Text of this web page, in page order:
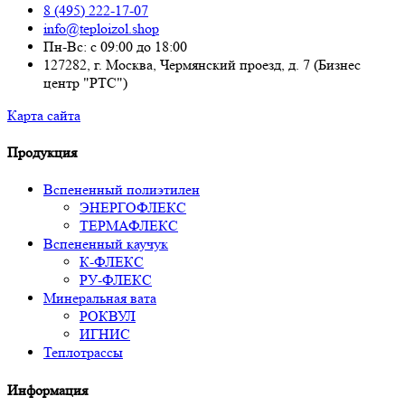
8 (495) 222-17-07
info@teploizol.shop
Пн-Вс: с 09:00 до 18:00
127282, г. Москва, Чермянский проезд, д. 7 (Бизнес
центр "РТС")
Карта сайта
Продукция
Вспененный полиэтилен
ЭНЕРГОФЛЕКС
ТЕРМАФЛЕКС
Вспененный каучук
К-ФЛЕКС
РУ-ФЛЕКС
Минеральная вата
РОКВУЛ
ИГНИС
Теплотрассы
Информация